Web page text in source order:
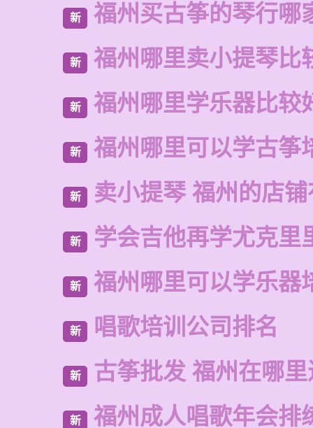
新 福州买古筝的琴行哪
新 福州哪里卖小提琴比
新 福州哪里学乐器比较
新 福州哪里可以学古筝
新 卖小提琴 福州的店
新 学会吉他再学尤克里
新 福州哪里可以学乐器
新 唱歌培训公司排名
新 古筝批发 福州在哪
新 福州成人唱歌年会排